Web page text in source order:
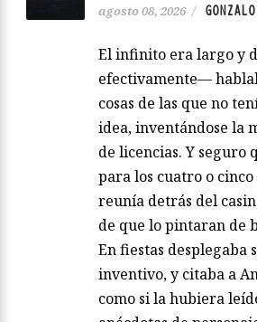
agosto 08, 2026 /
El infinito era largo y
efectivamente—
cosas de las que no
idea, inventándose la
de licencias. Y seguro
para los cuatro o cinco
reunía detrás del
de que lo pintaran de
En fiestas desplegaba
inventivo, y citaba a
como si la hubiera